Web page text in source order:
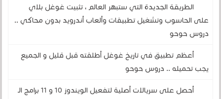
الطريقة الجديدة التي ستبهر العالم ، تثبيت غوغل بلاي
على الحاسوب وتشغيل تطبيقات وألعاب أندرويد بدون محاكي ..
دروس حوحو
أعظم تطبيق في تاريخ غوغل أطلقته قبل قليل و الجميع
يجب تحميله .. دروس حوحو
أحصل على سريالات أصلية لتفعيل الويندوز 10 و 11 برامج الـ